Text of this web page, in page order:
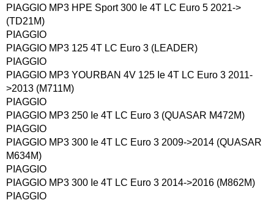
PIAGGIO MP3 HPE Sport 300 Ie 4T LC Euro 5 2021->
(TD21M)
PIAGGIO
PIAGGIO MP3 125 4T LC Euro 3 (LEADER)
PIAGGIO
PIAGGIO MP3 YOURBAN 4V 125 Ie 4T LC Euro 3 2011-
>2013 (M711M)
PIAGGIO
PIAGGIO MP3 250 Ie 4T LC Euro 3 (QUASAR M472M)
PIAGGIO
PIAGGIO MP3 300 Ie 4T LC Euro 3 2009->2014 (QUASAR
M634M)
PIAGGIO
PIAGGIO MP3 300 Ie 4T LC Euro 3 2014->2016 (M862M)
PIAGGIO